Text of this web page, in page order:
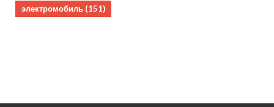
электромобиль (151)